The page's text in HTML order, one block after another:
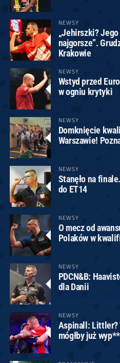
NEWSY
„Jehirszki? Jego
najgorsze”.
Krakowie
NEWSY
Wstyd przed
w ogniu krytyki
NEWSY
Domknięcie
Warszawie!
NEWSY
Stanęło na
do ET14
NEWSY
O mecz od
Polaków w
NEWSY
PDCN&B:
dla Danii
NEWSY
Aspinall: Littler?
mógłby już